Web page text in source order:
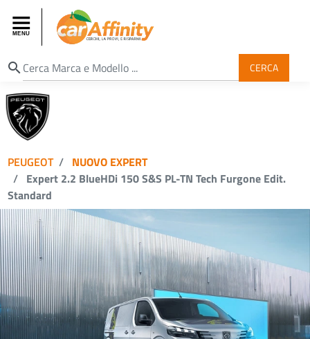
search CERCA
PEUGEOT
NUOVO EXPERT
Expert 2.2 BlueHDi 150 S&S PL-TN Tech Furgone Edit.
Standard